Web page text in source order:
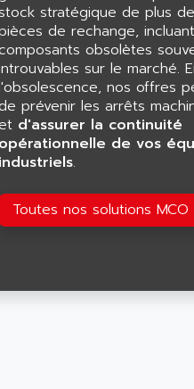
stratégique de plus
de rechange,
obsolètes
sur le marché.
nos offres
prévenir les arrêts
d'assurer la continuité
opérationnelle de vos
industriels.
Toutes nos solutions MCO